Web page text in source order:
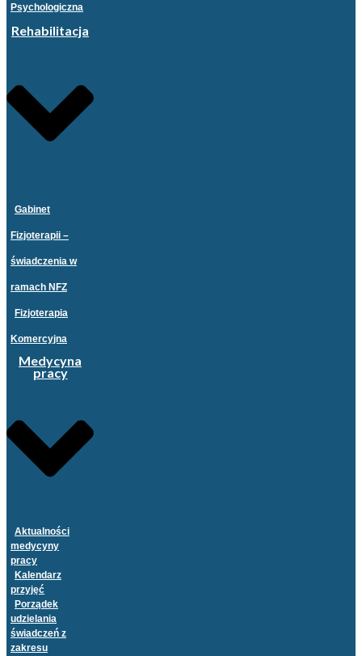
Psychologiczna
Rehabilitacja
Gabinet
Fizjoterapii –
świadczenia w
ramach NFZ
Fizjoterapia
Komercyjna
Medycyna
pracy
Aktualności
medycyny
pracy
Kalendarz
przyjęć
Porządek
udzielania
świadczeń z
zakresu